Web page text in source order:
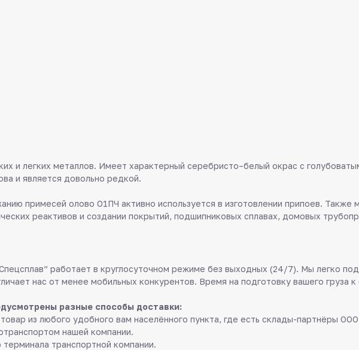
и легких металлов. Имеет характерный серебристо–белый окрас с
и является довольно редкой.
примесей олово О1ПЧ активно используется в изготовлении припоев. Также
реактивов и создании покрытий, подшипниковых сплавах, домовых
работает в круглосуточном режиме без выходных (24/7). Мы легко
нас от менее мобильных конкурентов. Время на подготовку вашего груза
разные способы доставки:
из любого удобного вам населённого пункта, где есть склады-партнёры
нашей компании.
транспортной компании.